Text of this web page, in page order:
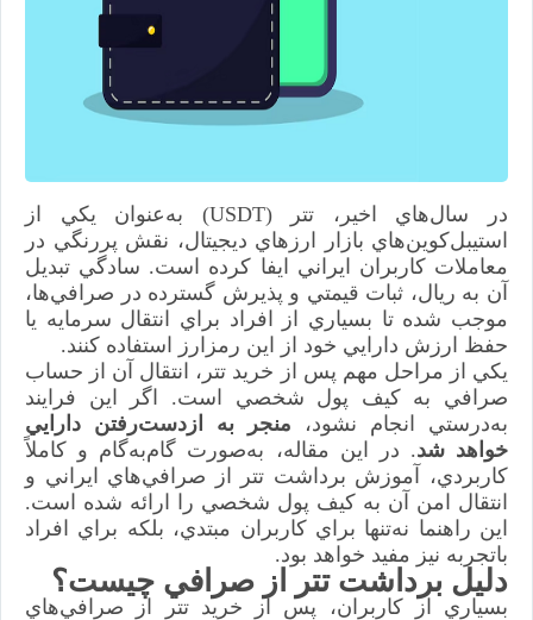
در سال‌هاي اخير، تتر (USDT) به‌عنوان يكي از
استيبل‌كوين‌هاي بازار ارزهاي ديجيتال، نقش پررنگي در
معاملات كاربران ايراني ايفا كرده است. سادگي تبديل
آن به ريال، ثبات قيمتي و پذيرش گسترده در صرافي‌ها،
موجب شده تا بسياري از افراد براي انتقال سرمايه يا
حفظ ارزش دارايي خود از اين رمزارز استفاده كنند.
يكي از مراحل مهم پس از خريد تتر، انتقال آن از حساب
صرافي به كيف پول شخصي است. اگر اين فرايند
به‌درستي انجام نشود،
منجر به ازدست‌رفتن دارايي
خواهد شد. در اين مقاله، به‌صورت گام‌به‌گام و كاملاً
كاربردي، آموزش برداشت تتر از صرافي‌هاي ايراني و
انتقال امن آن به كيف پول شخصي را ارائه شده است.
اين راهنما نه‌تنها براي كاربران مبتدي، بلكه براي افراد
باتجربه نيز مفيد خواهد بود.
دليل برداشت تتر از صرافي چيست؟
بسياري از كاربران، پس از خريد تتر از صرافي‌هاي